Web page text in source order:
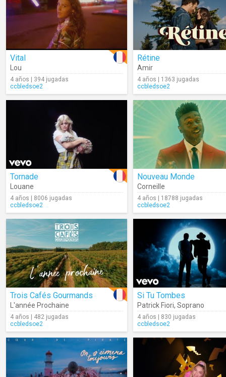
Vital
Lou
4 años | 394 jugadas
ccbledsoe2
Rétine
Amir
4 años | 1363 jugadas
ccbledsoe2
Tornade
Louane
4 años | 8006 jugadas
ccbledsoe2
Nouveau Monde
Corneille
4 años | 18788 jugadas
ccbledsoe2
Trois Cafés Gourmands
L'année Prochaine
4 años | 482 jugadas
ccbledsoe2
Si Tu Tombes
Patrick Fiori, Soprano
4 años | 830 jugadas
ccbledsoe2